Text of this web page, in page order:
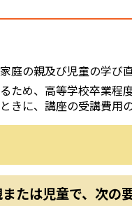
庭の親及び児童の学び
ため、高等学校卒業
きに、講座の受講費用
たは児童で、次の